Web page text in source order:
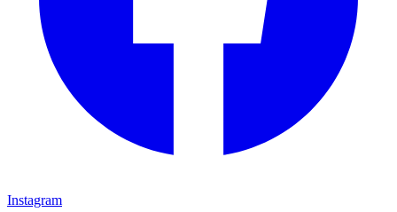
Instagram